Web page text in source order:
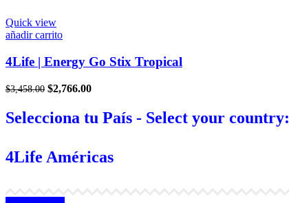
Quick view
añadir carrito
4Life | Energy Go Stix Tropical
$3,458.00 El
original
era:
$2,766.00El
actual
es:
Selecciona tu País - Select your country:
4Life Américas